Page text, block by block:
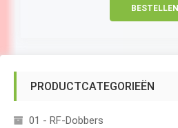
BESTELLEN
PRODUCTCATEGORIEËN
01 - RF-Dobbers